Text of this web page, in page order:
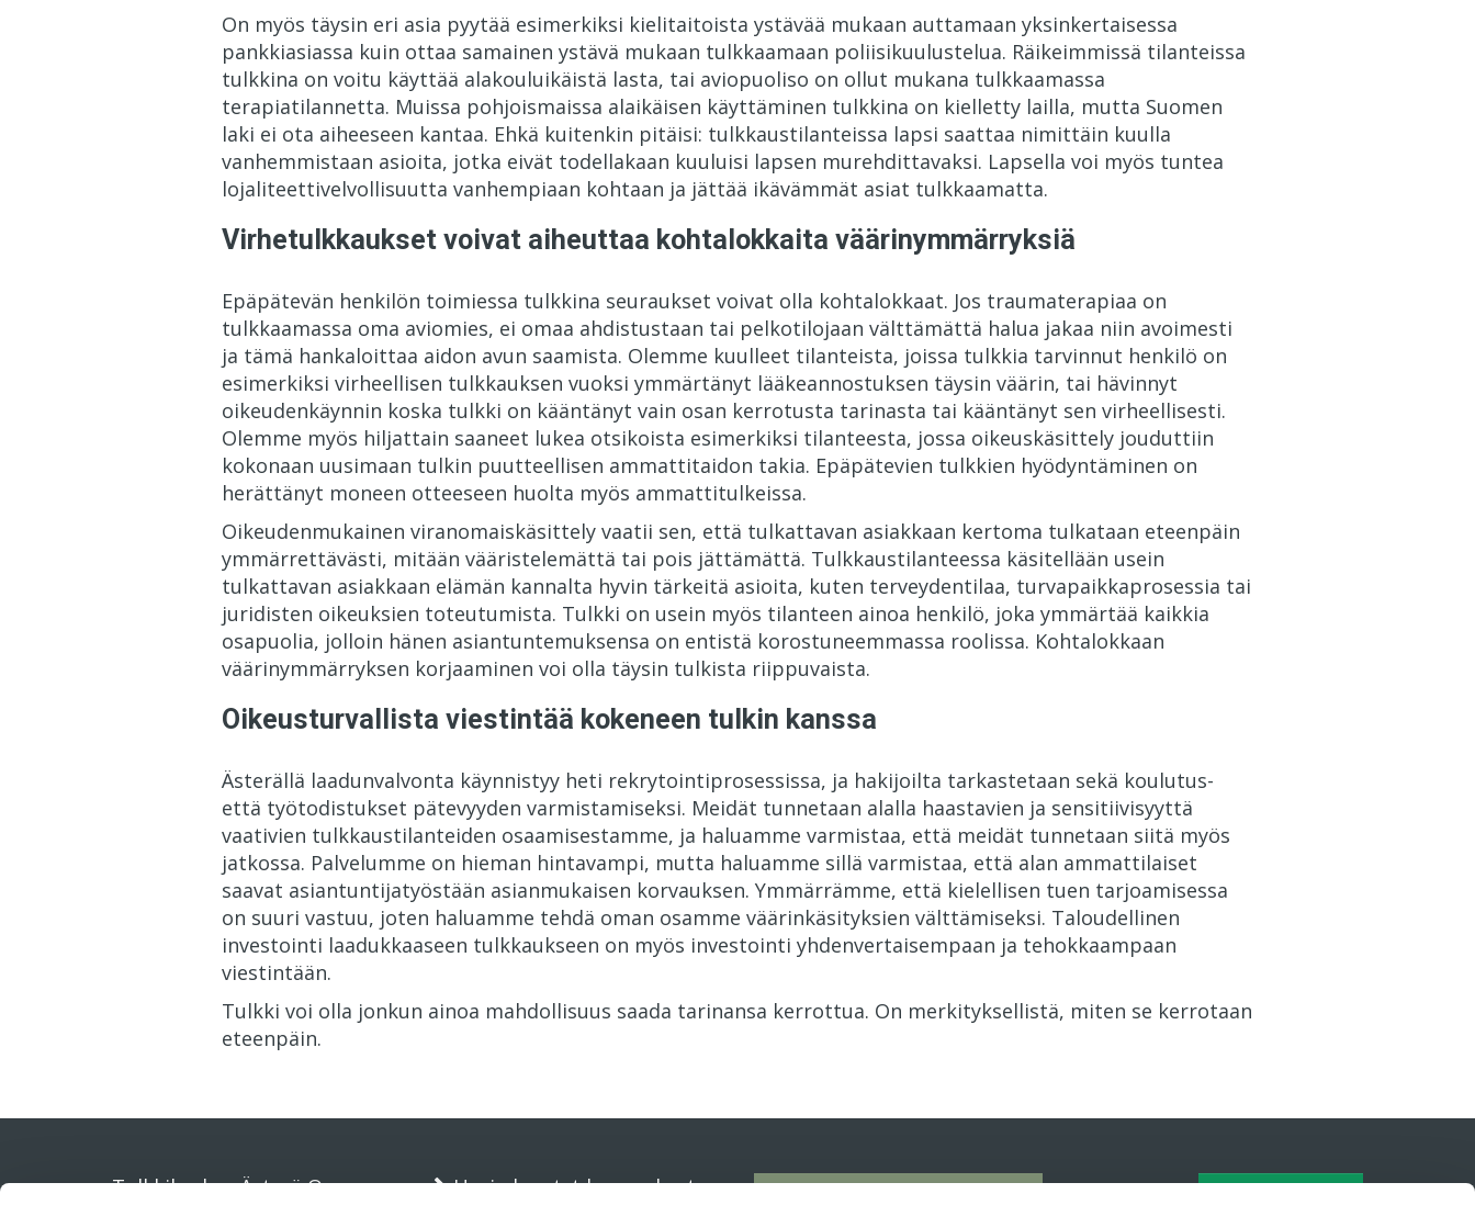
On myös täysin eri asia pyytää esimerkiksi kielitaitoista ystävää mukaan auttamaan yksinkertaisessa
pankkiasiassa kuin ottaa samainen ystävä mukaan tulkkaamaan poliisikuulustelua. Räikeimmissä tilanteissa
tulkkina on voitu käyttää alakouluikäistä lasta, tai aviopuoliso on ollut mukana tulkkaamassa
terapiatilannetta. Muissa pohjoismaissa alaikäisen käyttäminen tulkkina on kielletty lailla, mutta Suomen
laki ei ota aiheeseen kantaa. Ehkä kuitenkin pitäisi: tulkkaustilanteissa lapsi saattaa nimittäin kuulla
vanhemmistaan asioita, jotka eivät todellakaan kuuluisi lapsen murehdittavaksi. Lapsella voi myös tuntea
lojaliteettivelvollisuutta vanhempiaan kohtaan ja jättää ikävämmät asiat tulkkaamatta.
Virhetulkkaukset voivat aiheuttaa kohtalokkaita väärinymmärryksiä
Epäpätevän henkilön toimiessa tulkkina seuraukset voivat olla kohtalokkaat. Jos traumaterapiaa on
tulkkaamassa oma aviomies, ei omaa ahdistustaan tai pelkotilojaan välttämättä halua jakaa niin avoimesti
ja tämä hankaloittaa aidon avun saamista. Olemme kuulleet tilanteista, joissa tulkkia tarvinnut henkilö on
esimerkiksi virheellisen tulkkauksen vuoksi ymmärtänyt lääkeannostuksen täysin väärin, tai hävinnyt
oikeudenkäynnin koska tulkki on kääntänyt vain osan kerrotusta tarinasta tai kääntänyt sen virheellisesti.
Olemme myös hiljattain saaneet lukea otsikoista esimerkiksi tilanteesta, jossa oikeuskäsittely jouduttiin
kokonaan uusimaan tulkin puutteellisen ammattitaidon takia. Epäpätevien tulkkien hyödyntäminen on
herättänyt moneen otteeseen huolta myös ammattitulkeissa.
Oikeudenmukainen viranomaiskäsittely vaatii sen, että tulkattavan asiakkaan kertoma tulkataan eteenpäin
ymmärrettävästi, mitään vääristelemättä tai pois jättämättä. Tulkkaustilanteessa käsitellään usein
tulkattavan asiakkaan elämän kannalta hyvin tärkeitä asioita, kuten terveydentilaa, turvapaikkaprosessia tai
juridisten oikeuksien toteutumista. Tulkki on usein myös tilanteen ainoa henkilö, joka ymmärtää kaikkia
osapuolia, jolloin hänen asiantuntemuksensa on entistä korostuneemmassa roolissa. Kohtalokkaan
väärinymmärryksen korjaaminen voi olla täysin tulkista riippuvaista.
Oikeusturvallista viestintää kokeneen tulkin kanssa
Ästerällä laadunvalvonta käynnistyy heti rekrytointiprosessissa, ja hakijoilta tarkastetaan sekä koulutus-
että työtodistukset pätevyyden varmistamiseksi. Meidät tunnetaan alalla haastavien ja sensitiivisyyttä
vaativien tulkkaustilanteiden osaamisestamme, ja haluamme varmistaa, että meidät tunnetaan siitä myös
jatkossa. Palvelumme on hieman hintavampi, mutta haluamme sillä varmistaa, että alan ammattilaiset
saavat asiantuntijatyöstään asianmukaisen korvauksen. Ymmärrämme, että kielellisen tuen tarjoamisessa
on suuri vastuu, joten haluamme tehdä oman osamme väärinkäsityksien välttämiseksi. Taloudellinen
investointi laadukkaaseen tulkkaukseen on myös investointi yhdenvertaisempaan ja tehokkaampaan
viestintään.
Tulkki voi olla jonkun ainoa mahdollisuus saada tarinansa kerrottua. On merkityksellistä, miten se kerrotaan
eteenpäin.
Tulkkikeskus Ästerä Oy Usein kysytyt kysymykset